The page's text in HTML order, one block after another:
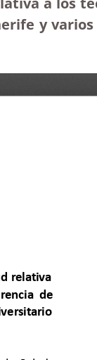
y varios